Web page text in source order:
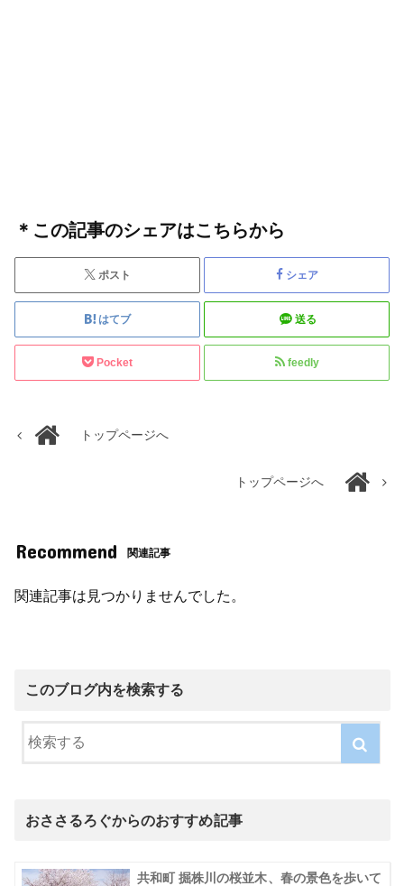
＊この記事のシェアはこちらから
ポスト シェア
はてブ 送る
Pocket feedly
トップページへ
トップページへ
Recommend 関連記事
関連記事は見つかりませんでした。
このブログ内を検索する
おささるろぐからのおすすめ記事
共和町 掘株川の桜並木、春の景色を歩いて